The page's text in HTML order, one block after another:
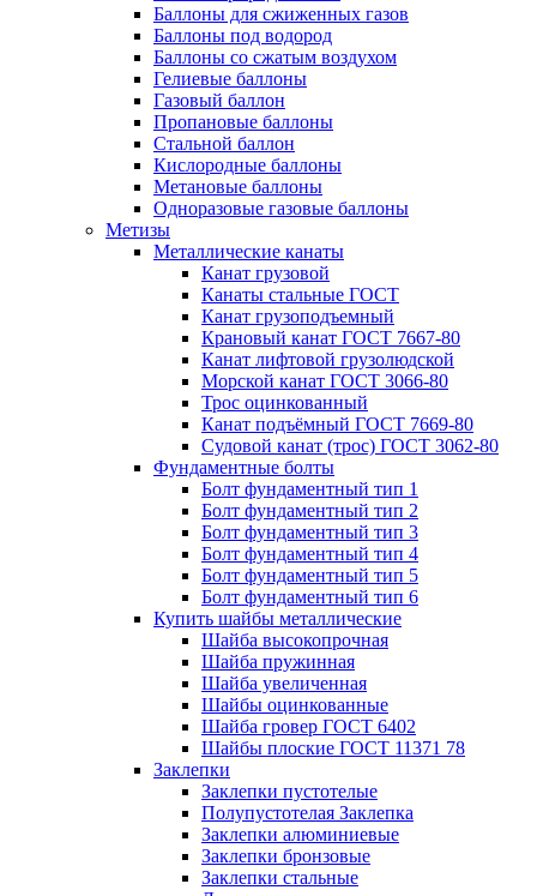
Баллоны для сжиженных газов
Баллоны под водород
Баллоны со сжатым воздухом
Гелиевые баллоны
Газовый баллон
Пропановые баллоны
Стальной баллон
Кислородные баллоны
Метановые баллоны
Одноразовые газовые баллоны
Метизы
Металлические канаты
Канат грузовой
Канаты стальные ГОСТ
Канат грузоподъемный
Крановый канат ГОСТ 7667-80
Канат лифтовой грузолюдской
Морской канат ГОСТ 3066-80
Трос оцинкованный
Канат подъёмный ГОСТ 7669-80
Судовой канат (трос) ГОСТ 3062-80
Фундаментные болты
Болт фундаментный тип 1
Болт фундаментный тип 2
Болт фундаментный тип 3
Болт фундаментный тип 4
Болт фундаментный тип 5
Болт фундаментный тип 6
Купить шайбы металлические
Шайба высокопрочная
Шайба пружинная
Шайба увеличенная
Шайбы оцинкованные
Шайба гровер ГОСТ 6402
Шайбы плоские ГОСТ 11371 78
Заклепки
Заклепки пустотелые
Полупустотелая Заклепка
Заклепки алюминиевые
Заклепки бронзовые
Заклепки стальные